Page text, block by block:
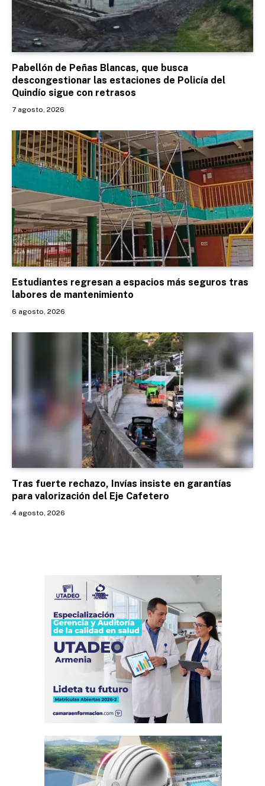
Pabellón de Peñas Blancas, que busca
descongestionar las estaciones de Policía del
Quindío sigue con retrasos
7 agosto, 2026
Estudiantes regresan a espacios más seguros tras
labores de mantenimiento
6 agosto, 2026
Tras fuerte rechazo, Invías insiste en garantías
para valorización del Eje Cafetero
4 agosto, 2026